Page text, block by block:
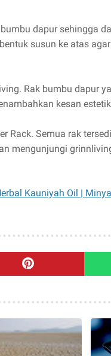
dapur sehingga
susun ke atas
Rak bumbu dapur
kesan
Rack. Semua rak
mengunjungi